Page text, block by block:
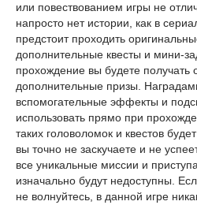
или повествованием игры не
напросто нет истории, как в
предстоит проходить
дополнительные квесты и мини-
прохождение вы будете получать
дополнительные призы.
вспомогательные эффекты и
использовать прямо при
таких головоломок и квестов
вы точно не заскучаете и не
все уникальные миссии и
изначально будут недоступны.
не волнуйтесь, в данной игре